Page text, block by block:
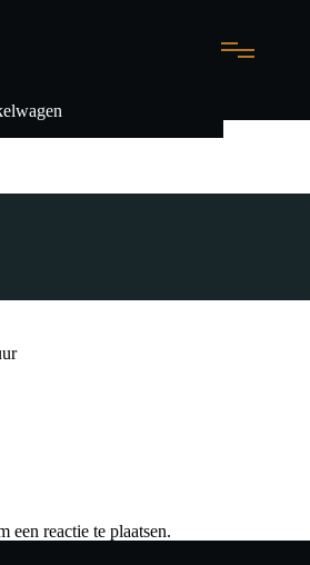
een reactie te plaatsen.